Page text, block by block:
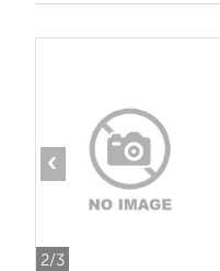
2/3
‹